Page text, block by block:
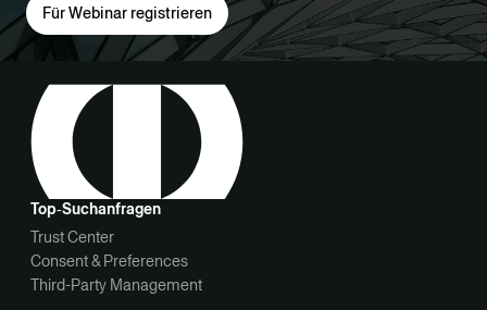
Für Webinar registrieren
Top‑Suchanfragen
Trust Center
Consent & Preferences
Third-Party Management